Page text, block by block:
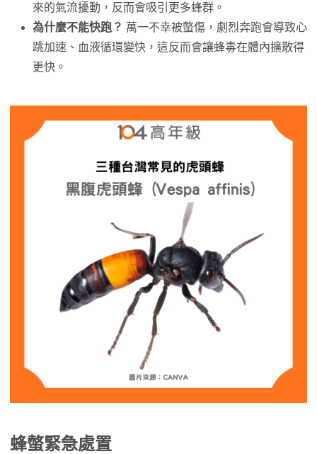
來的氣流擾動，反而會吸引更多蜂群。
為什麼不能快跑？ 萬一不幸被螫傷，劇烈奔跑會導致心
跳加速、血液循環變快，這反而會讓蜂毒在體內擴散得
更快。
蜂螫緊急處置